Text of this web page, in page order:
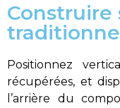
Construire
Positionnez
récupérées, et
l’arrière du